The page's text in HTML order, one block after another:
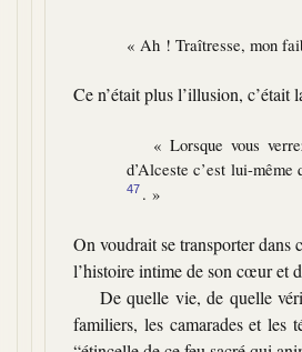
« Ah ! Traîtresse, mon
Ce n’était plus l’illusion, c’était
« Lorsque vous
d’Alceste c’est lui-
47 . »
On voudrait se transporter dans
l’histoire intime de son cœur et
De quelle vie, de quelle
familiers, les camarades et les